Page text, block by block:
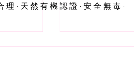
·天然有機認證·安全無毒·